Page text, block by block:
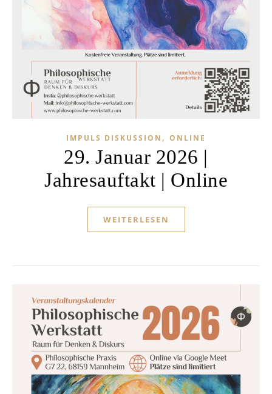
IMPULS DISKUSSION , ONLINE
29. Januar 2026 |
Jahresauftakt | Online
WEITERLESEN